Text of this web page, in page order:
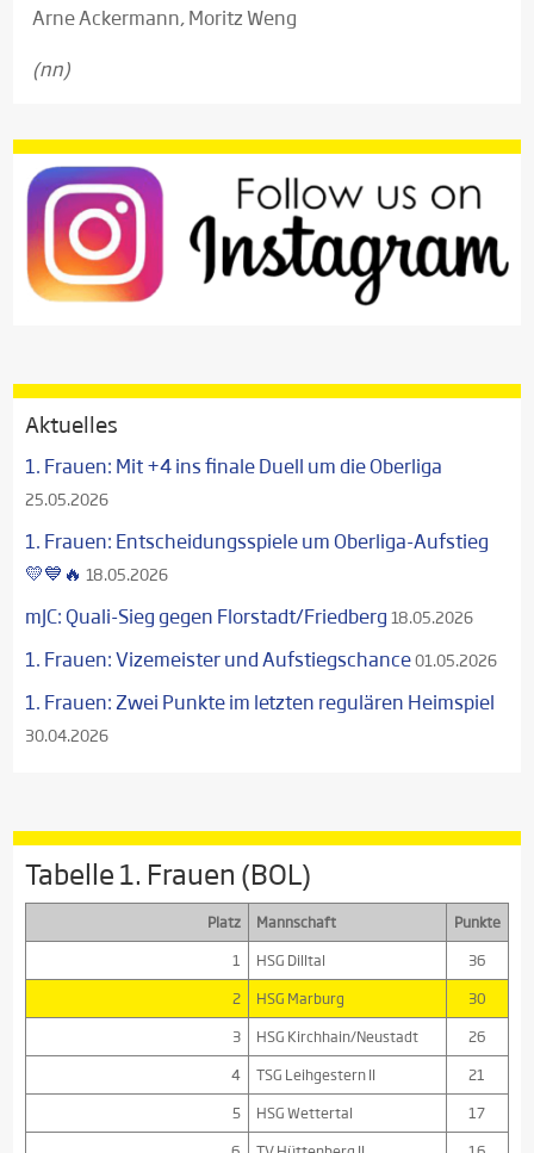
Arne Ackermann, Moritz Weng
(nn)
Aktuelles
1. Frauen: Mit +4 ins finale Duell um die Oberliga
25.05.2026
1. Frauen: Entscheidungsspiele um Oberliga-Aufstieg
💛💙🔥 18.05.2026
mJC: Quali-Sieg gegen Florstadt/Friedberg 18.05.2026
1. Frauen: Vizemeister und Aufstiegschance01.05.2026
1. Frauen: Zwei Punkte im letzten regulären Heimspiel
30.04.2026
Tabelle 1. Frauen (BOL)
Platz Mannschaft
Punkte
1
HSG Dilltal
36
2
HSG Marburg
30
3
HSG Kirchhain/Neustadt
26
4
TSG Leihgestern II
21
5
HSG Wettertal
17